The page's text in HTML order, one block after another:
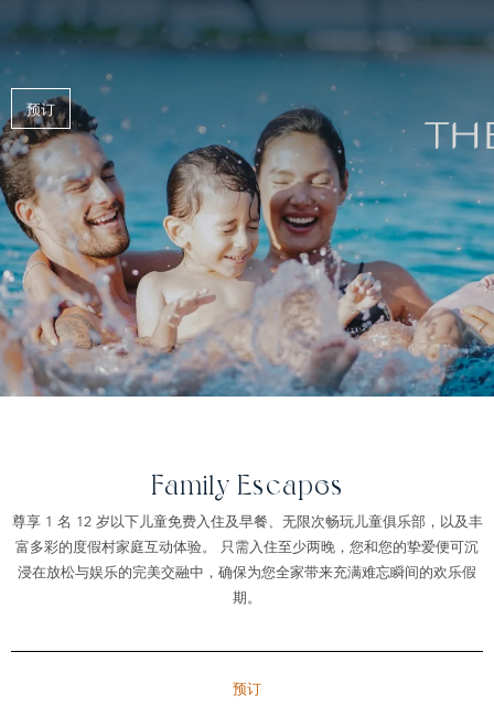
预订
Family Escapes
尊享 1 名 12 岁以下儿童免费入住及早餐、无限次畅玩儿童俱乐部，以及丰
富多彩的度假村家庭互动体验。 只需入住至少两晚，您和您的挚爱便可沉
浸在放松与娱乐的完美交融中，确保为您全家带来充满难忘瞬间的欢乐假
期。
预订